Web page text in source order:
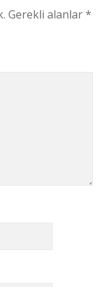
Gerekli alanlar*